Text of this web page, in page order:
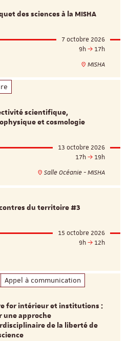
des sciences à la MISHA
7 octobre 2026
9h
17h
MISHA
scientifique,
et cosmologie
13 octobre 2026
17h
19h
Salle Océanie - MISHA
du territoire #3
15 octobre 2026
9h
12h
Appel à communication
for intérieur et institutions :
une approche
de la liberté de